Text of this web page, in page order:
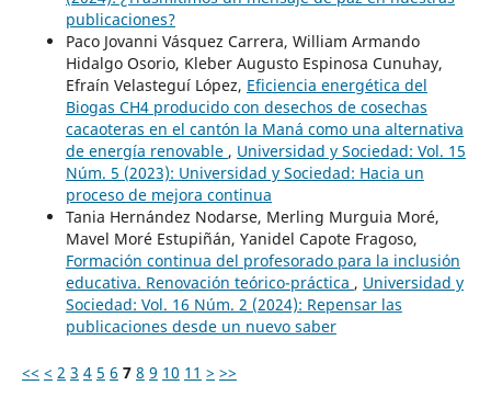
publicaciones?
Paco Jovanni Vásquez Carrera, William Armando
Hidalgo Osorio, Kleber Augusto Espinosa Cunuhay,
Efraín Velasteguí López, Eficiencia energética del
Biogas CH4 producido con desechos de cosechas
cacaoteras en el cantón la Maná como una alternativa
de energía renovable , Universidad y Sociedad: Vol. 15
Núm. 5 (2023): Universidad y Sociedad: Hacia un
proceso de mejora continua
Tania Hernández Nodarse, Merling Murguia Moré,
Mavel Moré Estupiñán, Yanidel Capote Fragoso,
Formación continua del profesorado para la inclusión
educativa. Renovación teórico-práctica , Universidad y
Sociedad: Vol. 16 Núm. 2 (2024): Repensar las
publicaciones desde un nuevo saber
<< < 2 3 4 5 6 7 8 9 10 11 > >>